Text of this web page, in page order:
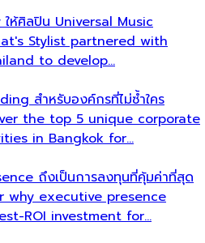
ห้ศิลปิน Universal Music
Stylist partnered with
to develop…
สำหรับองค์กรที่ไม่ซ้ำใคร
the top 5 unique corporate
in Bangkok for…
ถึงเป็นการลงทุนที่คุ้มค่าที่สุด
why executive presence
ROI investment for…